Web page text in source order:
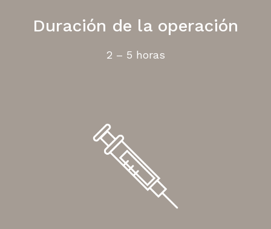
Duración de la operación
2 – 5 horas